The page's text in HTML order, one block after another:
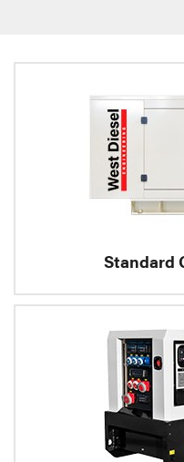
Standard